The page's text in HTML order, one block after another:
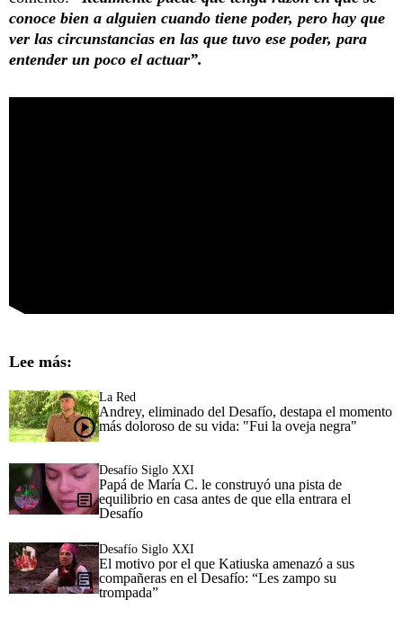
conoce bien a alguien cuando tiene poder, pero hay que
ver las circunstancias en las que tuvo ese poder, para
entender un poco el actuar”.
Lee más:
La Red
Andrey, eliminado del Desafío, destapa el momento
más doloroso de su vida: "Fui la oveja negra"
Desafío Siglo XXI
Papá de María C. le construyó una pista de
equilibrio en casa antes de que ella entrara el
Desafío
Desafío Siglo XXI
El motivo por el que Katiuska amenazó a sus
compañeras en el Desafío: “Les zampo su
trompada”